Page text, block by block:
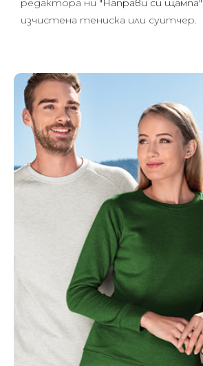
редактора ни "Направи си щампа"
изчистена тениска или суитчер.